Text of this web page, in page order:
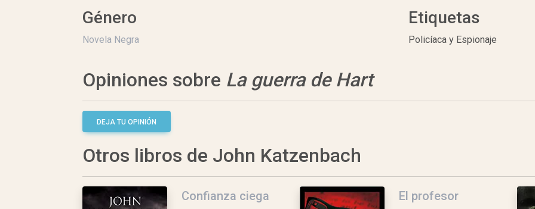
Género
Novela Negra
Etiquetas
Policíaca y Espionaje
Opiniones sobre La guerra de Hart
DEJA TU OPINIÓN
Otros libros de John Katzenbach
Confianza ciega El profesor